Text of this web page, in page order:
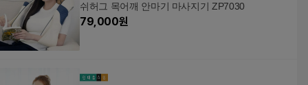
쉬허그 목어깨 안마기 마사지기 ZP7030
79,000원